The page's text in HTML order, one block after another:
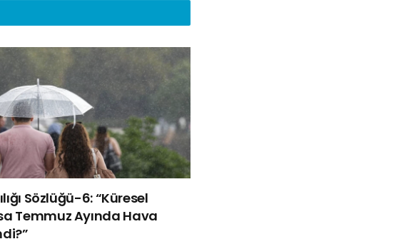
Sözlüğü-6: “Küresel
Temmuz Ayında Hava